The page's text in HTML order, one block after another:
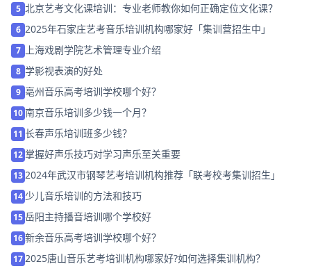
5 北京艺考文化课培训：专业老师教你如何正确定位文化课？
6 2025年石家庄艺考音乐培训机构哪家好「集训营招生中」
7 上海戏剧学院艺术管理专业介绍
8 学影视表演的好处
9 亳州音乐高考培训学校哪个好？
10南京音乐培训多少钱一个月？
11 长春声乐培训班多少钱？
12 掌握好声乐技巧对学习声乐至关重要
13 2024年武汉市钢琴艺考培训机构推荐「联考校考集训招生」
14 少儿音乐培训的方法和技巧
15岳阳主持播音培训哪个学校好
16新余音乐高考培训学校哪个好？
17 2025唐山音乐艺考培训机构哪家好?如何选择集训机构？